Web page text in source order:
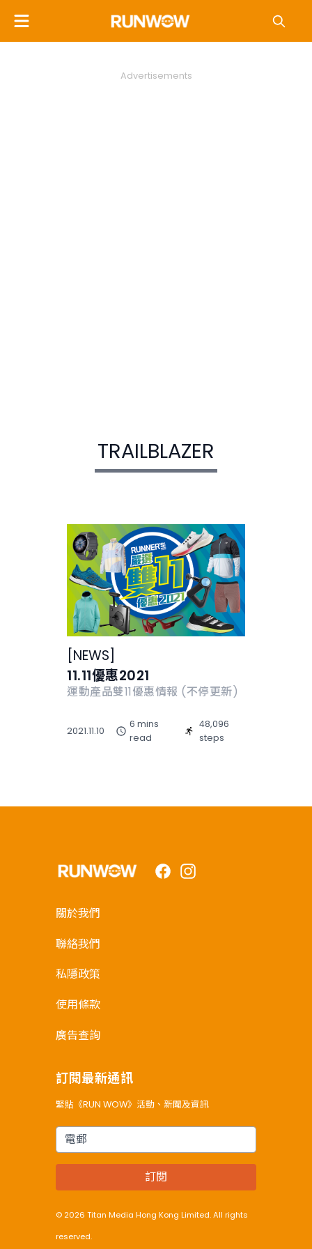
Advertisements
TRAILBLAZER
NEWS
11.11優惠2021
運動產品雙11優惠情報 (不停更新)
2021.11.10
6 mins
read
48,096
steps
FacebookInstagram
關於我們
聯絡我們
私隱政策
使用條款
廣告查詢
訂閱最新通訊
緊貼《RUN WOW》活動、新聞及資訊
電郵
訂閱
© 2026 Titan Media Hong Kong Limited. All rights
reserved.